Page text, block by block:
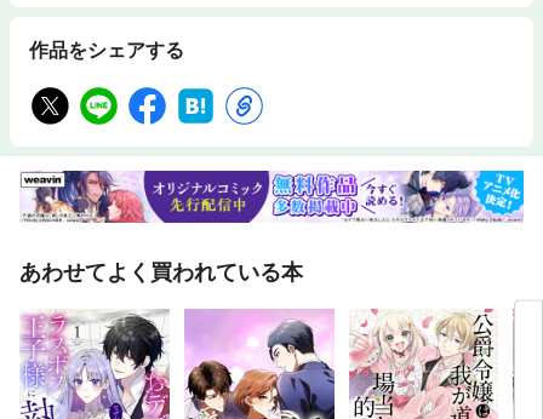
作品をシェアする
あわせてよく買われている本